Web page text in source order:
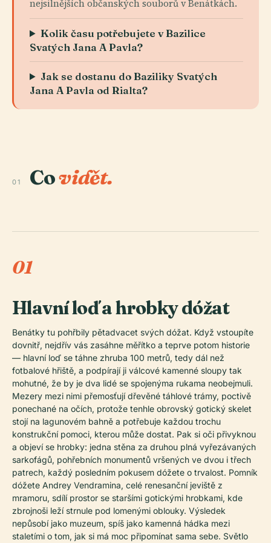
nejsilnějších občanských souborů v Benátkách.
Kolik času potřebujete v Bazilice
Svatých Jana A Pavla?
Jak se dostanu do Baziliky Svatých
Jana A Pavla od Rialta?
01 Covidět.
01
Hlavní loď a hrobky dóžat
Benátky tu pohřbily pětadvacet svých dóžat. Když vstoupíte
dovnitř, nejdřív vás zasáhne měřítko a teprve potom historie
— hlavní loď se táhne zhruba 100 metrů, tedy dál než
fotbalové hřiště, a podpírají ji válcové kamenné sloupy tak
mohutné, že by je dva lidé se spojenýma rukama neobejmuli.
Mezery mezi nimi přemosťují dřevěné táhlové trámy, poctivě
ponechané na očích, protože tenhle obrovský gotický skelet
stojí na lagunovém bahně a potřebuje každou trochu
konstrukční pomoci, kterou může dostat. Pak si oči přivyknou
a objeví se hrobky: jedna stěna za druhou plná vyřezávaných
sarkofágů, pohřebních monumentů vršených ve dvou i třech
patrech, každý posledním pokusem dóžete o trvalost. Pomník
dóžete Andrey Vendramina, celé renesanční jeviště z
mramoru, sdílí prostor se staršími gotickými hrobkami, kde
zbrojnoši leží strnule pod lomenými oblouky. Výsledek
nepůsobí jako muzeum, spíš jako kamenná hádka mezi
staletími o tom, jak si má moc připomínat sama sebe. Světlo